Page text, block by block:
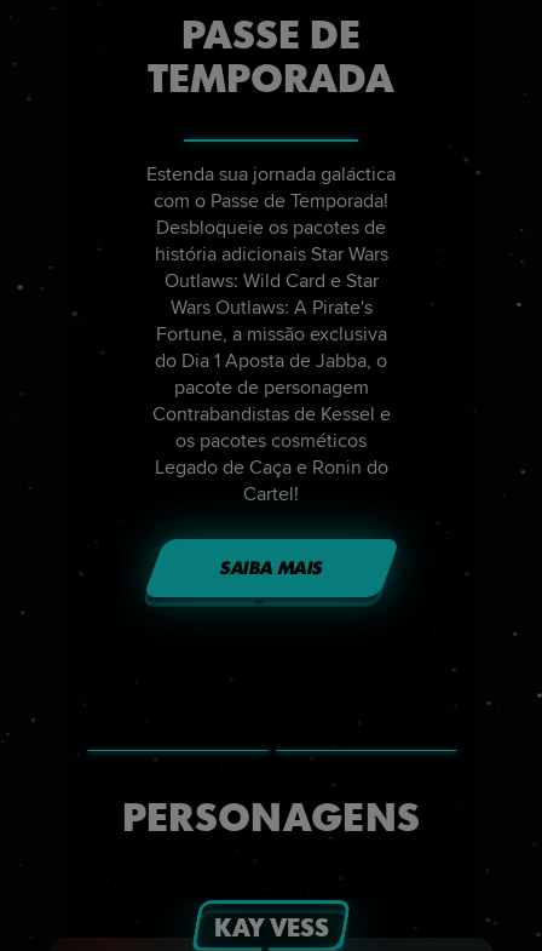
PASSE DE
TEMPORADA
Estenda sua jornada galáctica
com o Passe de Temporada!
Desbloqueie os pacotes de
história adicionais Star Wars
Outlaws: Wild Card e Star
Wars Outlaws: A Pirate's
Fortune, a missão exclusiva
do Dia 1 Aposta de Jabba, o
pacote de personagem
Contrabandistas de Kessel e
os pacotes cosméticos
Legado de Caça e Ronin do
Cartel!
SAIBA MAIS
PERSONAGENS
KAY VESS